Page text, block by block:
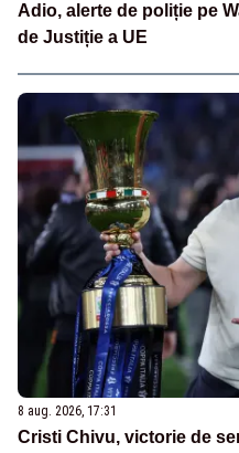
Adio, alerte de poliție pe
de Justiție a UE
8 aug. 2026, 17:31
Cristi Chivu, victorie de